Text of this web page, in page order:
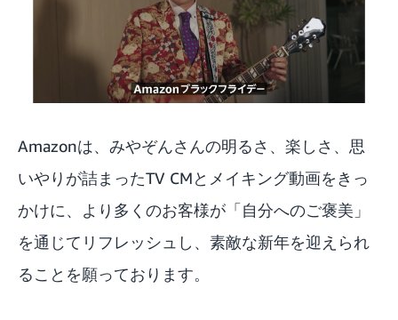
Amazonは、みやぞんさんの明るさ、楽しさ、思
いやりが詰まったTV CMとメイキング動画をきっ
かけに、より多くのお客様が「自分へのご褒美」
を通じてリフレッシュし、素敵な新年を迎えられ
ることを願っております。